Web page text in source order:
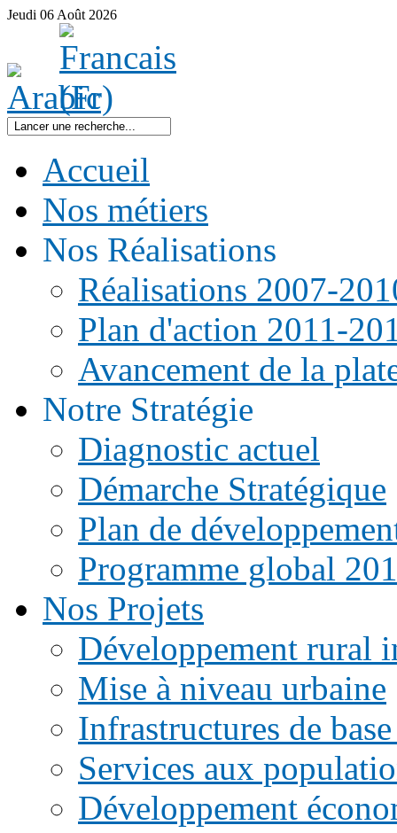
Jeudi 06 Août 2026
Accueil
Nos métiers
Nos Réalisations
Réalisations 2007-
Plan d'action 2011-
Avancement de la
Notre Stratégie
Diagnostic actuel
Démarche Stratégique
Plan de
Programme global
Nos Projets
Développement rural
Mise à niveau urbaine
Infrastructures de
Services aux
Développement